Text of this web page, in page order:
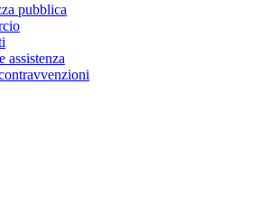
pubblica
assistenza